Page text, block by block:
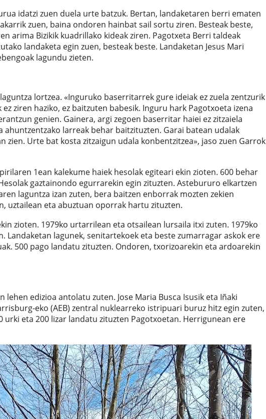
idatzi zuen duela urte batzuk. Bertan, landaketaren berri ematen
zuen, baina ondoren hainbat sail sortu ziren. Besteak beste,
arima Bizikik kuadrillako kideak ziren. Pagotxeta Berri taldeak
landaketa egin zuen, besteak beste. Landaketan Jesus Mari
lagundu zieten.
lortzea. «Inguruko baserritarrek gure ideiak ez zuela zentzurik
ziren haziko, ez baitzuten babesik. Inguru hark Pagotxoeta izena
genien. Gainera, argi zegoen baserritar haiei ez zitzaiela
ahuntzentzako larreak behar baitzituzten. Garai batean udalak
zien. Urte bat kosta zitzaigun udala konbentzitzea», jaso zuen Garrok
1ean kalekume haiek hesolak egiteari ekin zioten. 600 behar
gaztainondo egurrarekin egin zituzten. Astebururo elkartzen
laguntza izan zuten, bera baitzen enborrak mozten zekien
uztailean eta abuztuan oporrak hartu zituzten.
zioten. 1979ko urtarrilean eta otsailean lursaila itxi zuten. 1979ko
Landaketan lagunek, senitartekoek eta beste zumarragar askok ere
500 pago landatu zituzten. Ondoren, txorizoarekin eta ardoarekin
edizioa antolatu zuten. Jose Maria Busca Isusik eta Iñaki
eko (AEB) zentral nuklearreko istripuari buruz hitz egin zuten,
urki eta 200 lizar landatu zituzten Pagotxoetan. Herrigunean ere